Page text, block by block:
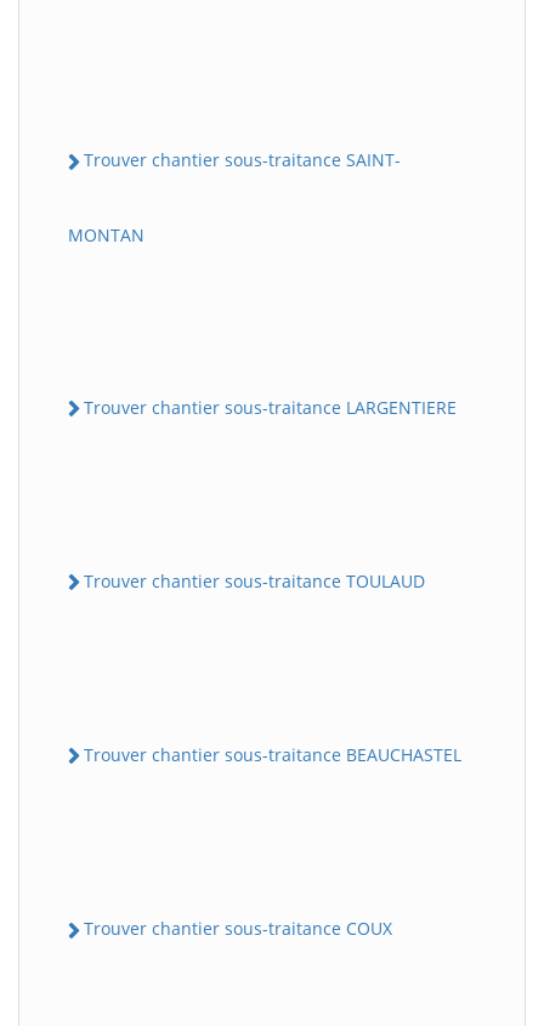
Trouver chantier sous-traitance SAINT-
MONTAN
Trouver chantier sous-traitance LARGENTIERE
Trouver chantier sous-traitance TOULAUD
Trouver chantier sous-traitance BEAUCHASTEL
Trouver chantier sous-traitance COUX